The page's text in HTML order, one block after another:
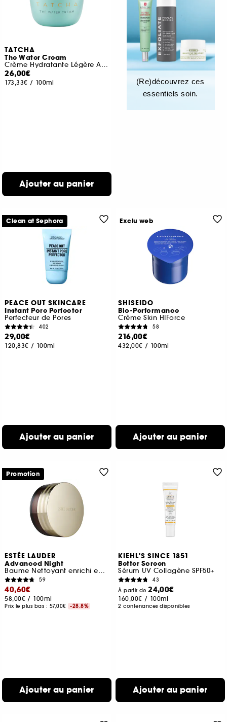
TATCHA
The Water Cream
Crème Hydratante Légère Affinant Les Pores Format voyage
26,00€
173,33€ / 100ml
Ajouter au panier
(Re)découvrez ces
essentiels soin.
PEACE OUT SKINCARE
Instant Pore Perfector
Perfecteur de Pores
402
29,00€
120,83€ / 100ml
Ajouter au panier
Clean at Sephora
SHISEIDO
Bio-Performance
Crème Skin HIForce
58
216,00€
432,00€ / 100ml
Ajouter au panier
Exclu web
ESTÉE LAUDER
Advanced Night
Baume Nettoyant enrichi en Huiles Végétales Nourrissantes
59
40,60€
58,00€ / 100ml
Prix le plus bas : 57,00€ -28.8%
Ajouter au panier
Promotion
KIEHL'S SINCE 1851
Better Screen
Sérum UV Collagène SPF50+
43
À partir de24,00€
160,00€ / 100ml
2 contenances disponibles
Ajouter au panier